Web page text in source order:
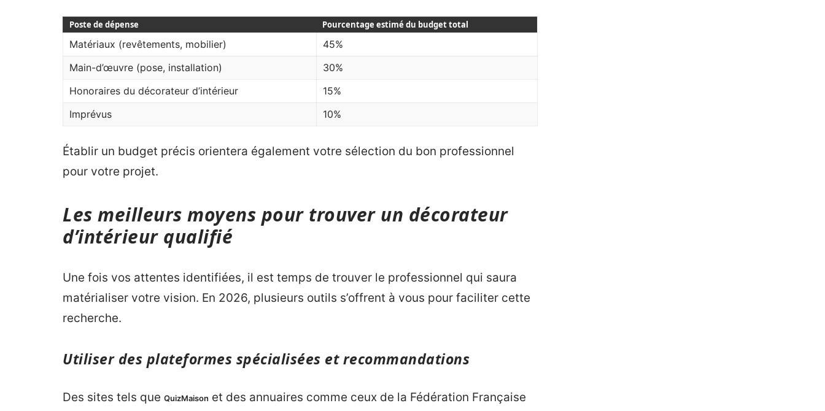
Poste de dépense Pourcentage estimé du budget total
Matériaux (revêtements, mobilier)
45%
Main-d’œuvre (pose, installation)
30%
Honoraires du décorateur d’intérieur
15%
Imprévus
10%
Établir un budget précis orientera également votre sélection du bon professionnel
pour votre projet.
Les meilleurs moyens pour trouver un décorateur
d’intérieur qualifié
Une fois vos attentes identifiées, il est temps de trouver le professionnel qui saura
matérialiser votre vision. En 2026, plusieurs outils s’offrent à vous pour faciliter cette
recherche.
Utiliser des plateformes spécialisées et recommandations
Des sites tels que QuizMaison et des annuaires comme ceux de la Fédération Française